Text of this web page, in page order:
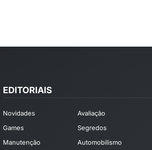
EDITORIAIS
Novidades Avaliação
Games
Segredos
Manutenção
Automobilismo